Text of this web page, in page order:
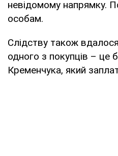
невідомому напрямку.
особам.
Слідству також
одного з покупців – це
Кременчука, який